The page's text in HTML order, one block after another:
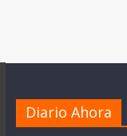
Diario Ahora